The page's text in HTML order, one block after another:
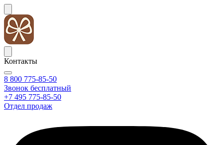
Контакты
8 800 775-85-50
Звонок бесплатный
+7 495 775-85-50
Отдел продаж